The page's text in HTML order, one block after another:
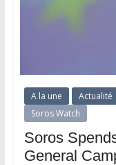
A la une Actualité
Soros Watch
Soros
General